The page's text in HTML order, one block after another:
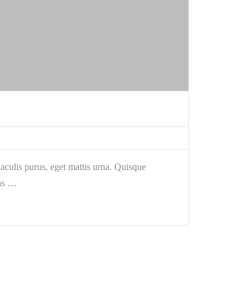
purus, eget mattis urna. Quisque
…